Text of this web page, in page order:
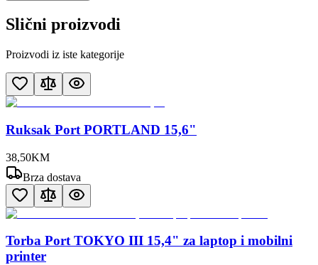
Slični proizvodi
Proizvodi iz iste kategorije
Ruksak Port PORTLAND 15,6"
38,50KM
Brza dostava
Torba Port TOKYO III 15,4" za laptop i mobilni
printer